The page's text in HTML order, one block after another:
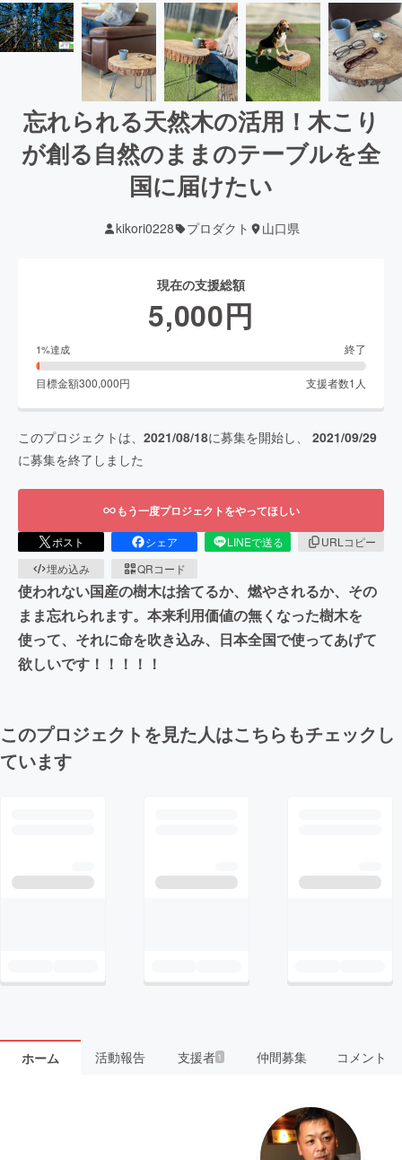
忘れられる天然木の活用！木こり
が創る自然のままのテーブルを全
国に届けたい
kikori0228 プロダクト 山口県
現在の支援総額
5,000円
1%達成 終了
目標金額300,000円 支援者数1 人
このプロジェクトは、 2021/08/18に募集を開始し、 2021/09/29
に募集を終了しました
もう一度プロジェクトをやってほしい
ポスト シェア LINEで送る
URLコピー
埋め込み
QRコード
使われない国産の樹木は捨てるか、燃やされるか、その
まま忘れられます。本来利用価値の無くなった樹木を
使って、それに命を吹き込み、日本全国で使ってあげて
欲しいです！！！！！
このプロジェクトを見た人はこちらもチェックし
ています
ホーム 活動報告 支援者 1 仲間募集 コメント